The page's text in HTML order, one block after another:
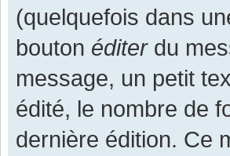
(quelquefois dans
bouton éditerdu
message, un petit
édité, le nombre de
dernière édition. Ce